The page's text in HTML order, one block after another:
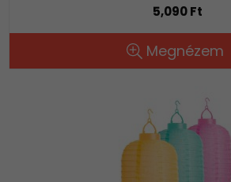
5,090 Ft
Megnézem